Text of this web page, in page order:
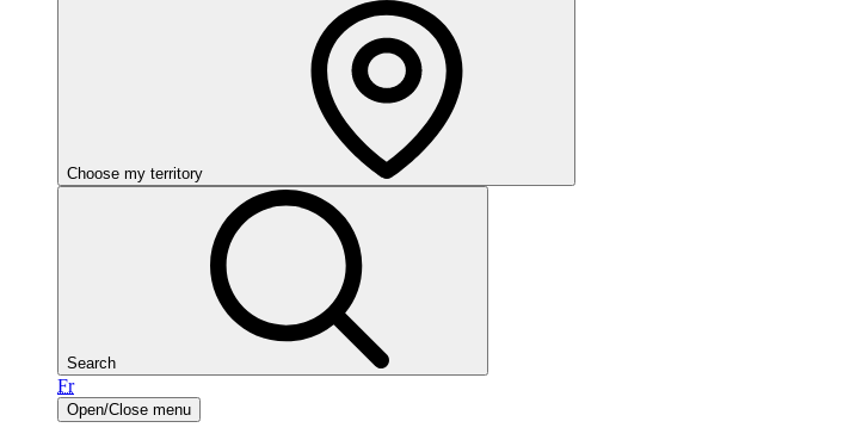
Choose my territory
Search
Fr
Open/Close menu